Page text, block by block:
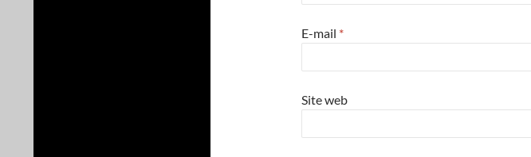
E-mail *
Site web